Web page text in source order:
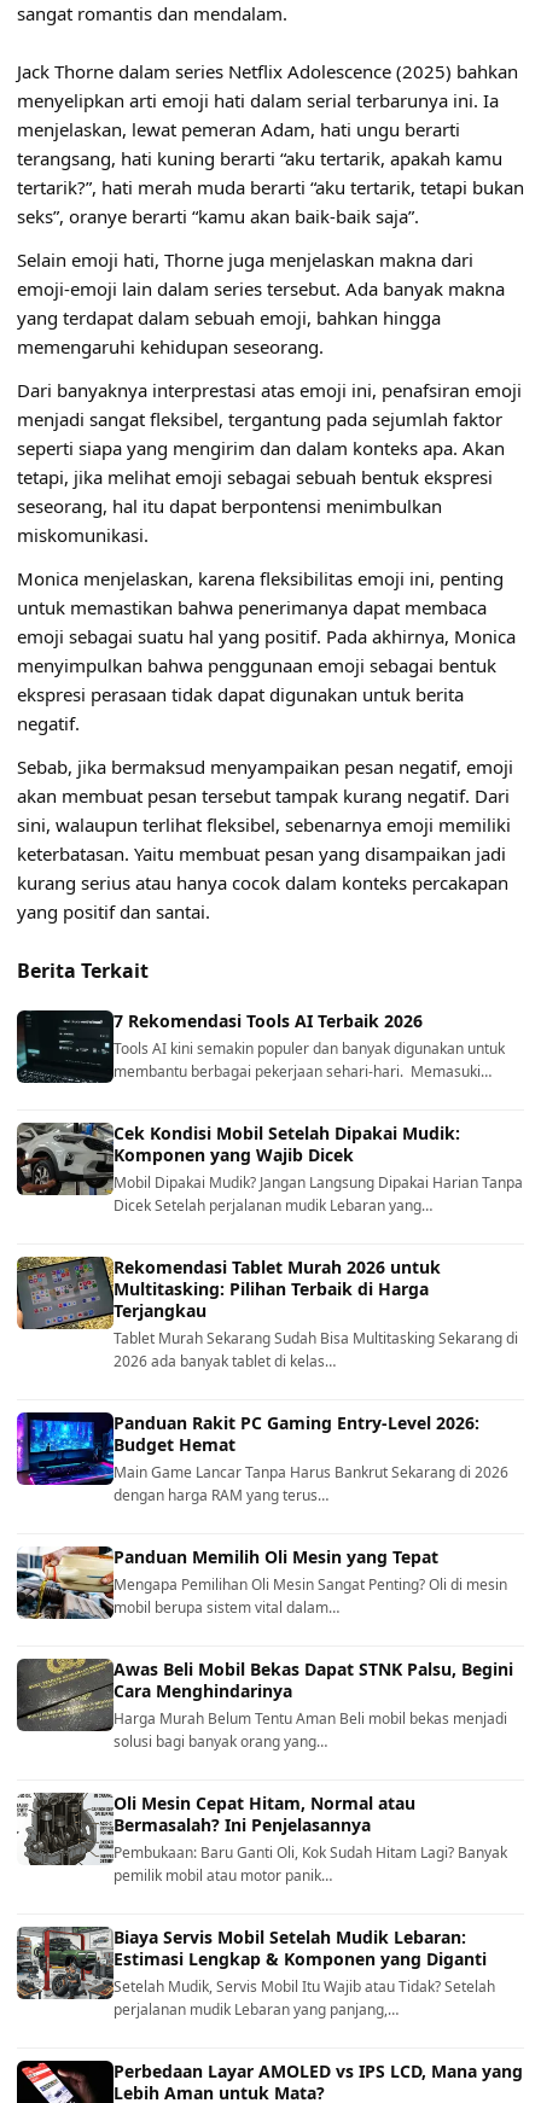
sangat romantis dan mendalam.
Jack Thorne dalam series Netflix Adolescence (2025) bahkan
menyelipkan arti emoji hati dalam serial terbarunya ini. Ia
menjelaskan, lewat pemeran Adam, hati ungu berarti
terangsang, hati kuning berarti “aku tertarik, apakah kamu
tertarik?”, hati merah muda berarti “aku tertarik, tetapi bukan
seks”, oranye berarti “kamu akan baik-baik saja”.
Selain emoji hati, Thorne juga menjelaskan makna dari
emoji-emoji lain dalam series tersebut. Ada banyak makna
yang terdapat dalam sebuah emoji, bahkan hingga
memengaruhi kehidupan seseorang.
Dari banyaknya interprestasi atas emoji ini, penafsiran emoji
menjadi sangat fleksibel, tergantung pada sejumlah faktor
seperti siapa yang mengirim dan dalam konteks apa. Akan
tetapi, jika melihat emoji sebagai sebuah bentuk ekspresi
seseorang, hal itu dapat berpontensi menimbulkan
miskomunikasi.
Monica menjelaskan, karena fleksibilitas emoji ini, penting
untuk memastikan bahwa penerimanya dapat membaca
emoji sebagai suatu hal yang positif. Pada akhirnya, Monica
menyimpulkan bahwa penggunaan emoji sebagai bentuk
ekspresi perasaan tidak dapat digunakan untuk berita
negatif.
Sebab, jika bermaksud menyampaikan pesan negatif, emoji
akan membuat pesan tersebut tampak kurang negatif. Dari
sini, walaupun terlihat fleksibel, sebenarnya emoji memiliki
keterbatasan. Yaitu membuat pesan yang disampaikan jadi
kurang serius atau hanya cocok dalam konteks percakapan
yang positif dan santai.
Berita Terkait
7 Rekomendasi Tools AI Terbaik 2026
Tools AI kini semakin populer dan banyak digunakan untuk
membantu berbagai pekerjaan sehari-hari. Memasuki…
Cek Kondisi Mobil Setelah Dipakai Mudik:
Komponen yang Wajib Dicek
Mobil Dipakai Mudik? Jangan Langsung Dipakai Harian Tanpa
Dicek Setelah perjalanan mudik Lebaran yang…
Rekomendasi Tablet Murah 2026 untuk
Multitasking: Pilihan Terbaik di Harga
Terjangkau
Tablet Murah Sekarang Sudah Bisa Multitasking Sekarang di
2026 ada banyak tablet di kelas…
Panduan Rakit PC Gaming Entry-Level 2026:
Budget Hemat
Main Game Lancar Tanpa Harus Bankrut Sekarang di 2026
dengan harga RAM yang terus…
Panduan Memilih Oli Mesin yang Tepat
Mengapa Pemilihan Oli Mesin Sangat Penting? Oli di mesin
mobil berupa sistem vital dalam…
Awas Beli Mobil Bekas Dapat STNK Palsu, Begini
Cara Menghindarinya
Harga Murah Belum Tentu Aman Beli mobil bekas menjadi
solusi bagi banyak orang yang…
Oli Mesin Cepat Hitam, Normal atau
Bermasalah? Ini Penjelasannya
Pembukaan: Baru Ganti Oli, Kok Sudah Hitam Lagi? Banyak
pemilik mobil atau motor panik…
Biaya Servis Mobil Setelah Mudik Lebaran:
Estimasi Lengkap & Komponen yang Diganti
Setelah Mudik, Servis Mobil Itu Wajib atau Tidak? Setelah
perjalanan mudik Lebaran yang panjang,…
Perbedaan Layar AMOLED vs IPS LCD, Mana yang
Lebih Aman untuk Mata?